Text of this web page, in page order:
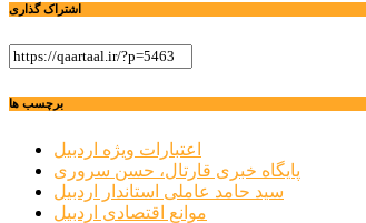
اشتراک گذاری
برچسب ها
اعتبارات ویژه اردبیل
پایگاه خبری قارتال، حسن سروری
سید حامد عاملی استاندار اردبیل
موانع اقتصادی اردبیل